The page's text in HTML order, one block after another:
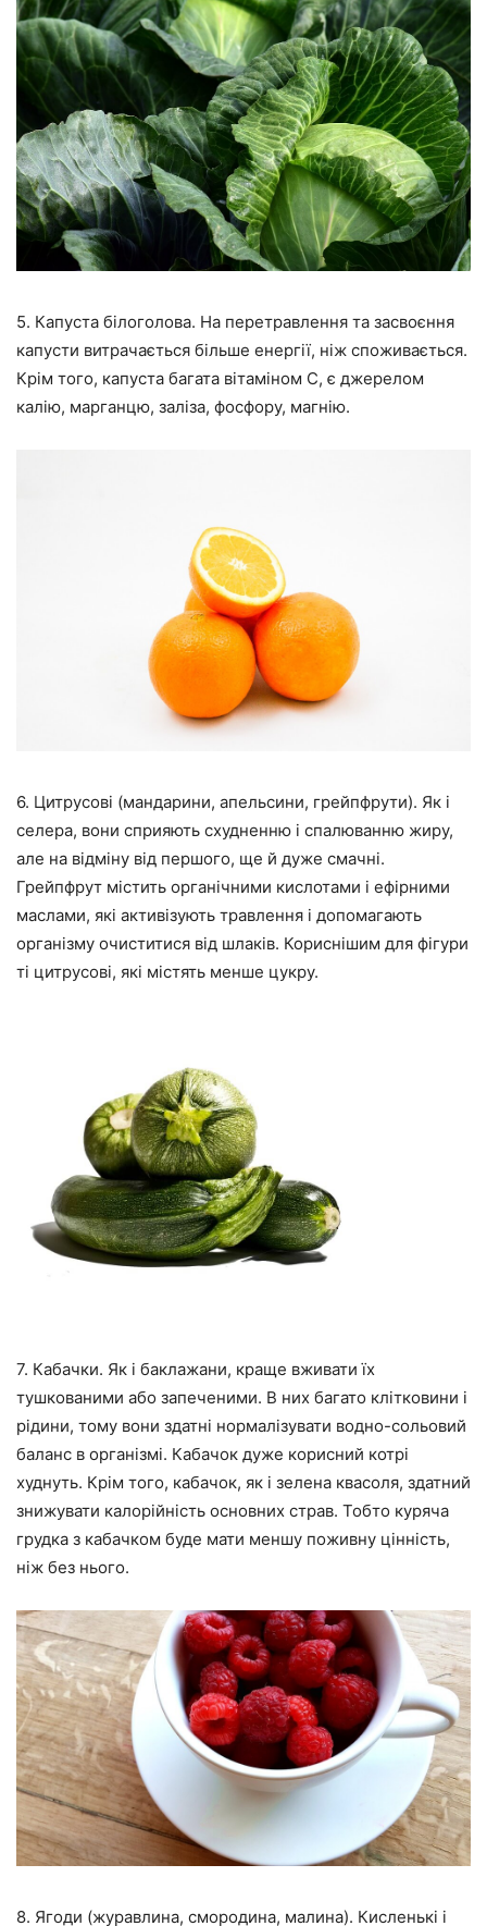
5. Капуста білоголова. На перетравлення та засвоєння
капусти витрачається більше енергії, ніж споживається.
Крім того, капуста багата вітаміном С, є джерелом
калію, марганцю, заліза, фосфору, магнію.
6. Цитрусові (мандарини, апельсини, грейпфрути). Як і
селера, вони сприяють схудненню і спалюванню жиру,
але на відміну від першого, ще й дуже смачні.
Грейпфрут містить органічними кислотами і ефірними
маслами, які активізують травлення і допомагають
організму очиститися від шлаків. Кориснішим для фігури
ті цитрусові, які містять менше цукру.
7. Кабачки. Як і баклажани, краще вживати їх
тушкованими або запеченими. В них багато клітковини і
рідини, тому вони здатні нормалізувати водно-сольовий
баланс в організмі. Кабачок дуже корисний котрі
худнуть. Крім того, кабачок, як і зелена квасоля, здатний
знижувати калорійність основних страв. Тобто куряча
грудка з кабачком буде мати меншу поживну цінність,
ніж без нього.
8. Ягоди (журавлина, смородина, малина). Кисленькі і